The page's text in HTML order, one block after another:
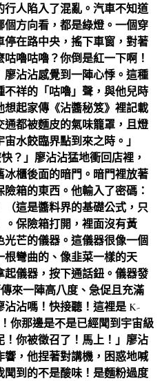
人陷入了混亂。汽車不知道
方向看，都是綠燈。一個穿
在路中央，搖下車窗，對著
嚕咕嚕？你倒是紅一下啊！
沾沾感覺到一陣心悸。這種
不祥的「咕嚕」聲，與他兒時
起家傳《沾醬秘笈》裡記載
都被麵皮的氣味籠罩，且燈
水餃臨界點到來之時。」
？」廖沾沾猛地衝回店裡，
櫃後面的暗門。暗門裡放著
箱的東西。他輸入了密碼：
（這是醬料界的基礎公式，只
保險箱打開，裡面沒有黃
芒的儀器。這儀器很像一個
彎曲的、像韭菜一樣的天
起儀器，按下通話鈕。儀器發
來一陣高八度、急促且充滿
沾嗎！快接聽！這裡是 K-
你那邊是不是已經聞到宇宙級
你被徵召了！馬上！」廖沾
，他捏著對講機，困惑地喊
到的不是酸味！是麵粉過度